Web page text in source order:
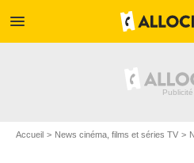
menu
Accueil News cinéma, films et séries TV